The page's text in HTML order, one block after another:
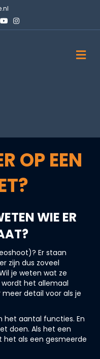
YoutubeInstagram
OP EEN
WIE ER
Er staan
zijn dus zoveel
je weten wat ze
het allemaal
detail voor als je
het aantal functies. En
doen. Als het een
het als een gesmeerde